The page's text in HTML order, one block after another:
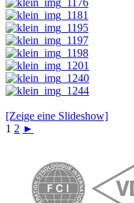
[Zeige eine Slideshow]
1 2 ►